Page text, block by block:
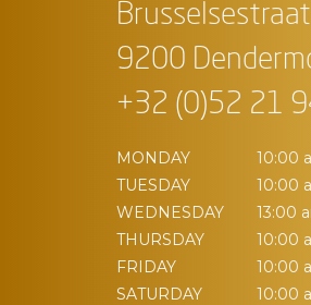
9200
+32 (0)52 21
MONDAY
10:00
TUESDAY
10:00
WEDNESDAY
13:00
THURSDAY
10:00
FRIDAY
10:00
SATURDAY
10:00